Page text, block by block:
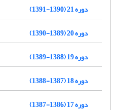
دوره 21 (1390-1391)
دوره 20 (1389-1390)
دوره 19 (1388-1389)
دوره 18 (1387-1388)
دوره 17 (1386-1387)